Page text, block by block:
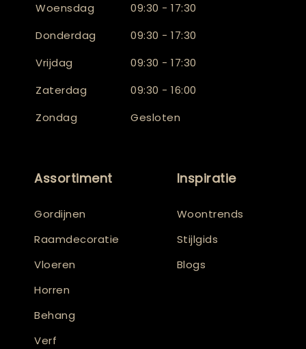
Woensdag
09:30 - 17:30
Donderdag
09:30 - 17:30
Vrijdag
09:30 - 17:30
Zaterdag
09:30 - 16:00
Zondag
Gesloten
Assortiment
Gordijnen
Raamdecoratie
Vloeren
Horren
Behang
Verf
Inspiratie
Woontrends
Stijlgids
Blogs